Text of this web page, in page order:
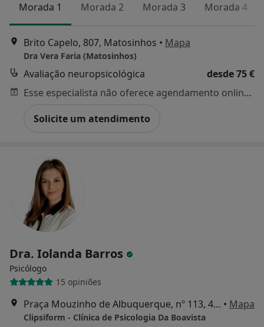
Morada 1 Morada 2 Morada 3 Morada 4
Brito Capelo, 807, Matosinhos • Mapa
Dra Vera Faria (Matosinhos)
Avaliação neuropsicológica
desde 75 €
Esse especialista não oferece agendamento online para esse endereço.
Solicite um atendimento
Dra. Iolanda Barros
Psicólogo
15 opiniões
Praça Mouzinho de Albuquerque, nº 113, 4º - 803A, Porto • Mapa
Clipsiform - Clínica de Psicologia Da Boavista